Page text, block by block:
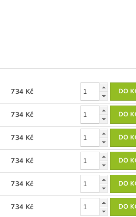
734 Kč
734 Kč
734 Kč
734 Kč
734 Kč
734 Kč